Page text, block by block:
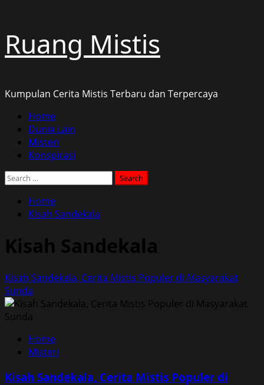
to
content
Ruang Mistis
Kumpulan Cerita Mistis Terbaru dan Terpercaya
Primary
Menu
Home
Dunia Lain
Misteri
Konspirasi
Search
Home
Kisah Sandekala
Kisah Sandekala
Kisah Sandekala, Cerita Mistis Populer di Masyarakat
Sunda
Home
Misteri
Kisah Sandekala, Cerita Mistis Populer di